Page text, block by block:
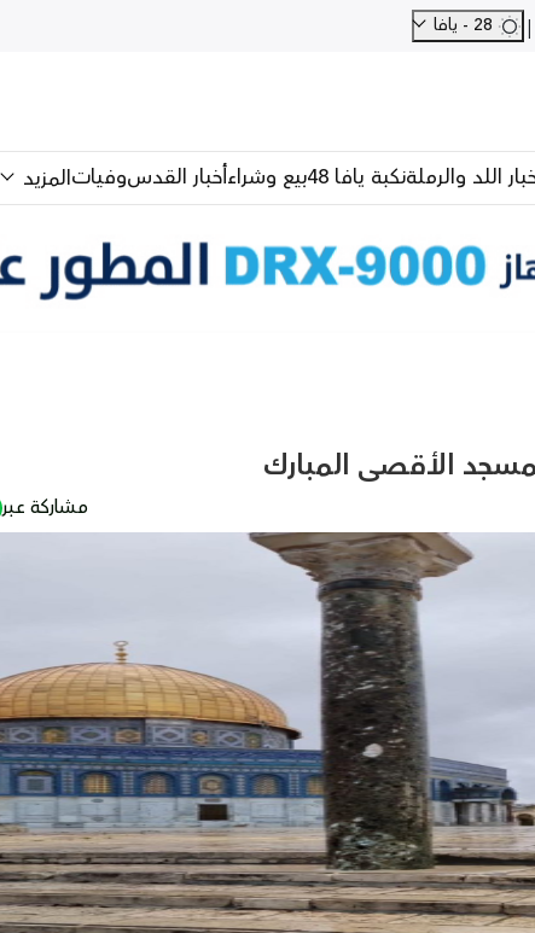
|
اللد والرملةنكبة يافا 48 بيع وشراءأخبار القدسوفياتالمزيد
الأقصى المبارك
مشاركة عبر